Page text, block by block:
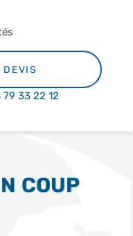
DEVIS
33 22 12
COUP